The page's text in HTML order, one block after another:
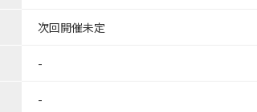
次回開催未定
-
-